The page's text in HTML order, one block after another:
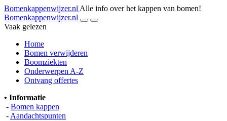
Bomenkappenwijzer.nl Alle info over het kappen van bomen!
Bomenkappenwijzer.nl
Vaak gelezen
Home
Bomen verwijderen
Boomziekten
Onderwerpen A-Z
Ontvang offertes
• Informatie
- Bomen kappen
- Aandachtspunten